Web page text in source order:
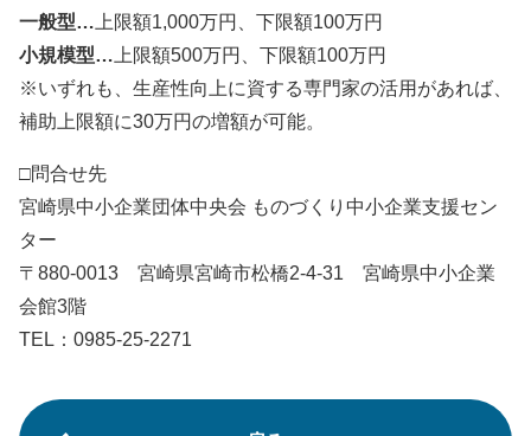
一般型… 上限額1,000万円、下限額100万円
小規模型… 上限額500万円、下限額100万円
※いずれも、生産性向上に資する専門家の活用があれば、
補助上限額に30万円の増額が可能。
□問合せ先
宮崎県中小企業団体中央会 ものづくり中小企業支援セン
ター
〒880‐0013 宮崎県宮崎市松橋2‐4‐31 宮崎県中小企業
会館3階
TEL：0985‐25‐2271